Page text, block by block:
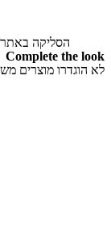
הסליקה
Complete the look
לא הוגדרו מוצרים